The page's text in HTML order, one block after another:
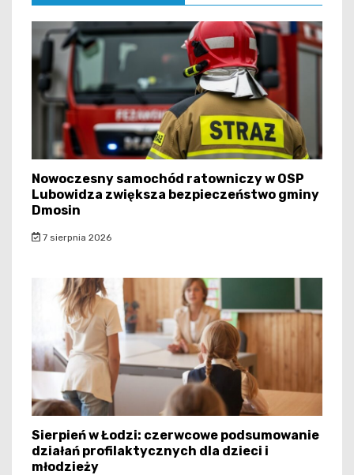
Nowoczesny samochód ratowniczy w OSP
Lubowidza zwiększa bezpieczeństwo gminy
Dmosin
7 sierpnia 2026
Sierpień w Łodzi: czerwcowe podsumowanie
działań profilaktycznych dla dzieci i
młodzieży